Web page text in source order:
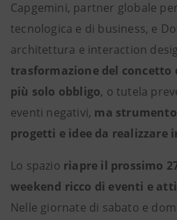
Capgemini, partner globale
tecnologica e di business, e
architettura e interaction
trasformazione del concetto
più solo obbligo, o tutela
eventi negativi, ma
progetti e idee da realizzare
Lo spazio riapre il prossimo
weekend ricco di eventi e
Nelle giornate di sabato e